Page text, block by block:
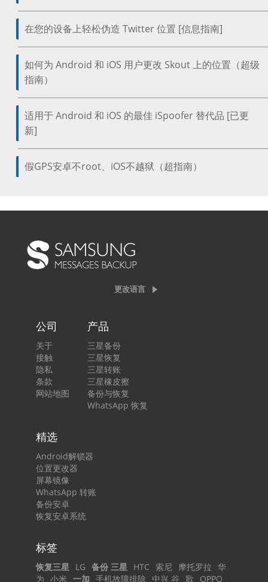
在您的设备上轻松伪造 Twitter 位置 [信息指南]
如何为 Android 和 iOS 用户更改 Skout 上的位置（超级
指南）
适用于 Android 和 iOS 的最佳 iSpoofer 替代品 [已更
新]
假GPS安卓不root、iOS不越狱（超指南）
更改语言
公司
关于
接触
隐私
条款
网站地图
产品
三星备份
三星恢复
三星转账
三星橡皮擦
备份与恢复
WhatsApp 恢复
精选
Android解锁器
位置更改器
屏幕镜像
WhatsApp 转账
备份安卓
恢复安卓系统
标签
恢复三星 LG 备份 三星 HTC 索尼 摩托罗拉 华
为 小米 一加 手机故障排除 中兴 谷 歌 OPPO